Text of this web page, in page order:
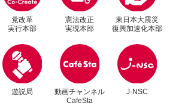
党改革
実行本部
憲法改正
実現本部
東日本大震災
復興加速化本部
遊説局
別ウィンドウリンク
動画チャンネル
CafeSta
J-NSC